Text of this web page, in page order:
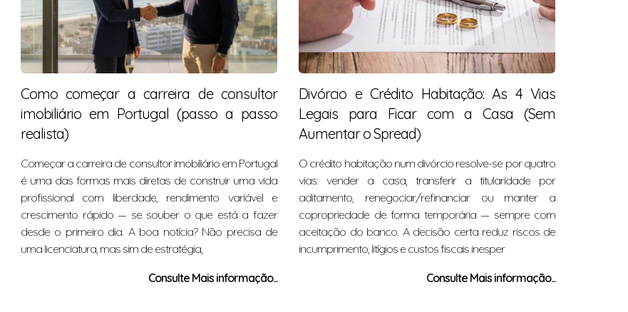
Como começar a carreira de consultor
imobiliário em Portugal (passo a passo
realista)
Começar a carreira de consultor imobiliário em Portugal
é uma das formas mais diretas de construir uma vida
profissional com liberdade, rendimento variável e
crescimento rápido — se souber o que está a fazer
desde o primeiro dia. A boa notícia? Não precisa de
uma licenciatura, mas sim de estratégia,
Consulte Mais informação...
Divórcio e Crédito Habitação: As 4 Vias
Legais para Ficar com a Casa (Sem
Aumentar o Spread)
O crédito habitação num divórcio resolve-se por quatro
vias: vender a casa, transferir a titularidade por
aditamento, renegociar/refinanciar ou manter a
copropriedade de forma temporária — sempre com
aceitação do banco. A decisão certa reduz riscos de
incumprimento, litígios e custos fiscais inesper
Consulte Mais informação...